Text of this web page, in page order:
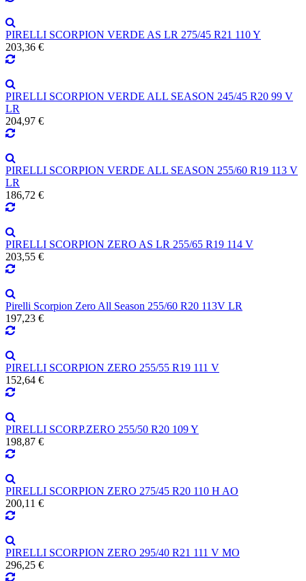
PIRELLI SCORPION VERDE AS LR 275/45 R21 110 Y
203,36 €
PIRELLI SCORPION VERDE ALL SEASON 245/45 R20 99 V
LR
204,97 €
PIRELLI SCORPION VERDE ALL SEASON 255/60 R19 113 V
LR
186,72 €
PIRELLI SCORPION ZERO AS LR 255/65 R19 114 V
203,55 €
Pirelli Scorpion Zero All Season 255/60 R20 113V LR
197,23 €
PIRELLI SCORPION ZERO 255/55 R19 111 V
152,64 €
PIRELLI SCORP.ZERO 255/50 R20 109 Y
198,87 €
PIRELLI SCORPION ZERO 275/45 R20 110 H AO
200,11 €
PIRELLI SCORPION ZERO 295/40 R21 111 V MO
296,25 €